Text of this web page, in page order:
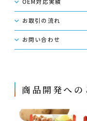
お取引の流れ
お問い合わせ
商品開発への